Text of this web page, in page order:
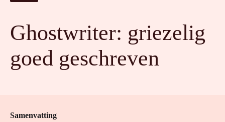
Ghostwriter: griezelig
goed geschreven
Samenvatting